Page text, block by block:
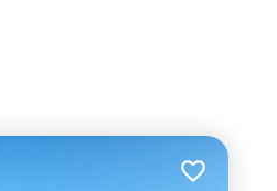
Dodaj do